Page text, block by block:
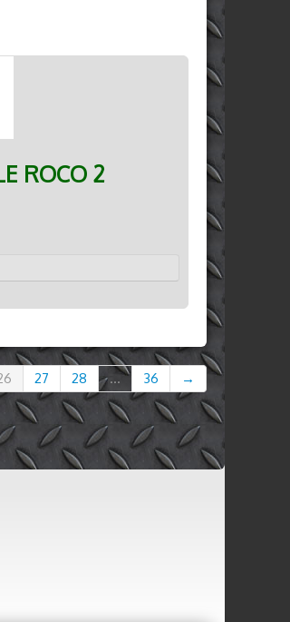
ROCO 2
27 28 ... 36 →